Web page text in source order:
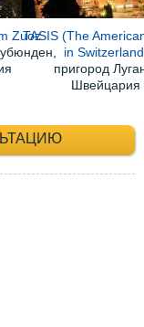
Zuoz
TASIS (The
in
пригород
Швейцария
660-35-